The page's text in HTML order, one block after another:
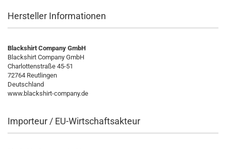
Hersteller Informationen
Blackshirt Company GmbH
Blackshirt Company GmbH
Charlottenstraße 45-51
72764 Reutlingen
Deutschland
www.blackshirt-company.de
Importeur / EU-Wirtschaftsakteur